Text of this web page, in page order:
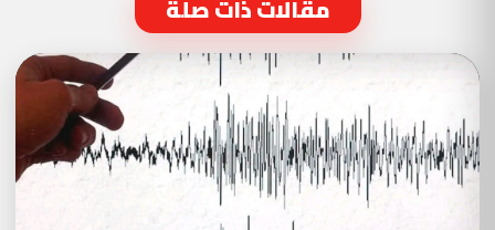
مقالات ذات صلة